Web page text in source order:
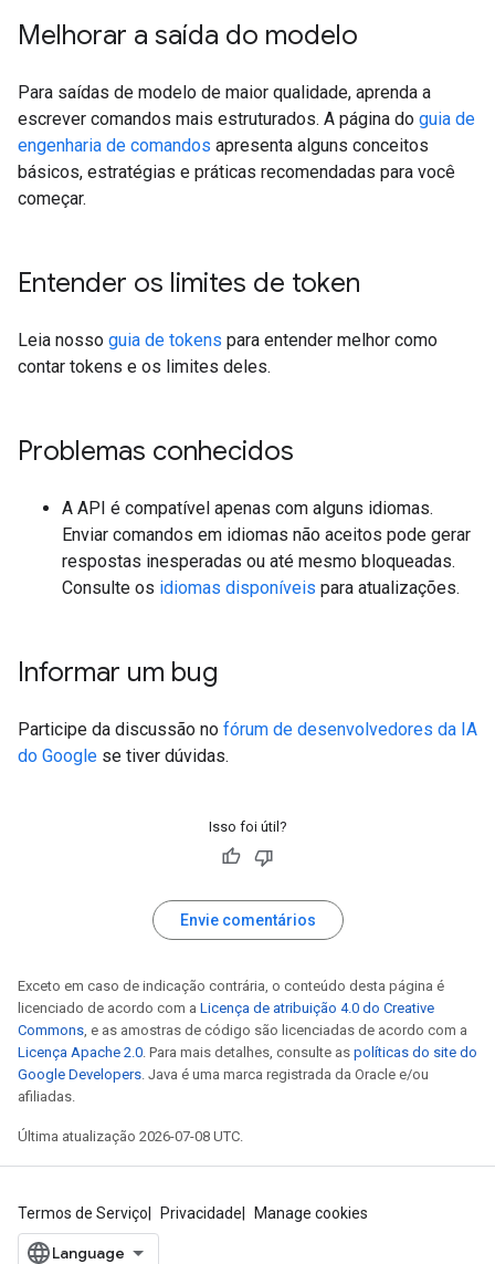
Melhorar a saída do modelo
Para saídas de modelo de maior qualidade, aprenda a
escrever comandos mais estruturados. A página do guia de
engenharia de comandos apresenta alguns conceitos
básicos, estratégias e práticas recomendadas para você
começar.
Entender os limites de token
Leia nosso guia de tokens para entender melhor como
contar tokens e os limites deles.
Problemas conhecidos
A API é compatível apenas com alguns idiomas.
Enviar comandos em idiomas não aceitos pode gerar
respostas inesperadas ou até mesmo bloqueadas.
Consulte os idiomas disponíveis para atualizações.
Informar um bug
Participe da discussão no fórum de desenvolvedores da IA
do Google se tiver dúvidas.
Isso foi útil?
Envie comentários
Exceto em caso de indicação contrária, o conteúdo desta página é
licenciado de acordo com a Licença de atribuição 4.0 do Creative
Commons, e as amostras de código são licenciadas de acordo com a
Licença Apache 2.0. Para mais detalhes, consulte as políticas do site do
Google Developers. Java é uma marca registrada da Oracle e/ou
afiliadas.
Última atualização 2026-07-08 UTC.
Termos de Serviço Privacidade Manage cookies